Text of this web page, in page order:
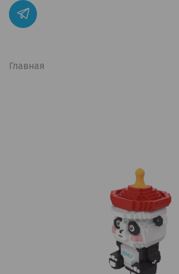
Главная